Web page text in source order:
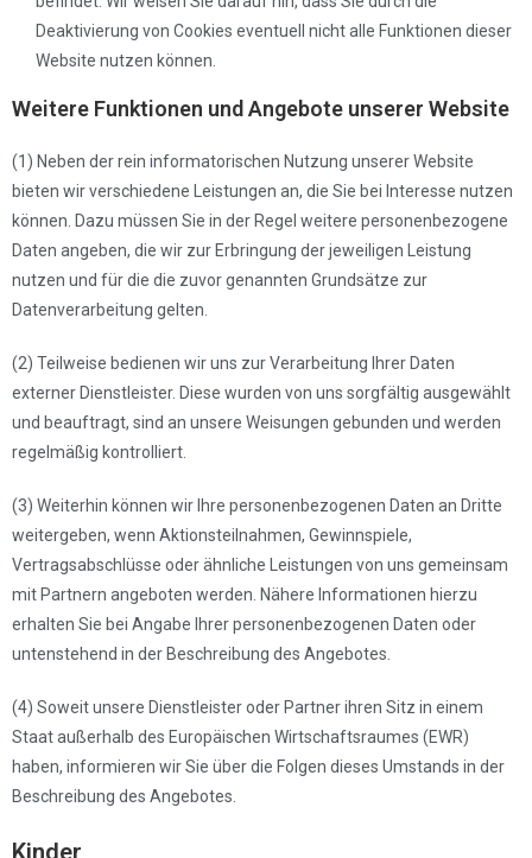
Deaktivierung von Cookies eventuell nicht alle Funktionen dieser
Website nutzen können.
Weitere Funktionen und Angebote unserer Website
(1) Neben der rein informatorischen Nutzung unserer Website
bieten wir verschiedene Leistungen an, die Sie bei Interesse nutzen
können. Dazu müssen Sie in der Regel weitere personenbezogene
Daten angeben, die wir zur Erbringung der jeweiligen Leistung
nutzen und für die die zuvor genannten Grundsätze zur
Datenverarbeitung gelten.
(2) Teilweise bedienen wir uns zur Verarbeitung Ihrer Daten
externer Dienstleister. Diese wurden von uns sorgfältig ausgewählt
und beauftragt, sind an unsere Weisungen gebunden und werden
regelmäßig kontrolliert.
(3) Weiterhin können wir Ihre personenbezogenen Daten an Dritte
weitergeben, wenn Aktionsteilnahmen, Gewinnspiele,
Vertragsabschlüsse oder ähnliche Leistungen von uns gemeinsam
mit Partnern angeboten werden. Nähere Informationen hierzu
erhalten Sie bei Angabe Ihrer personenbezogenen Daten oder
untenstehend in der Beschreibung des Angebotes.
(4) Soweit unsere Dienstleister oder Partner ihren Sitz in einem
Staat außerhalb des Europäischen Wirtschaftsraumes (EWR)
haben, informieren wir Sie über die Folgen dieses Umstands in der
Beschreibung des Angebotes.
Kinder